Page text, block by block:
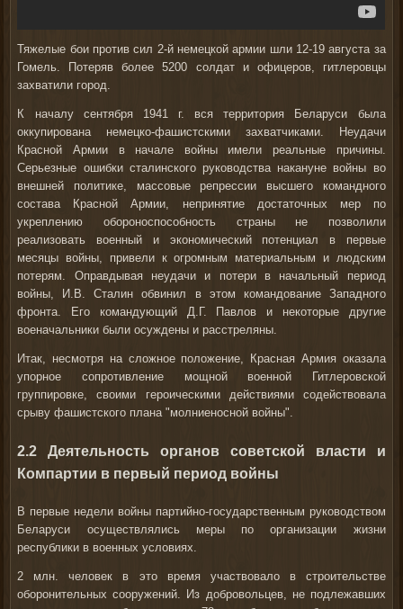
Тяжелые бои против сил 2-й немецкой армии шли 12-19 августа за
Гомель. Потеряв более 5200 солдат и офицеров, гитлеровцы
захватили город.
К началу сентября 1941 г. вся территория Беларуси была
оккупирована немецко-фашистскими захватчиками. Неудачи
Красной Армии в начале войны имели реальные причины.
Серьезные ошибки сталинского руководства накануне войны во
внешней политике, массовые репрессии высшего командного
состава Красной Армии, непринятие достаточных мер по
укреплению обороноспособность страны не позволили
реализовать военный и экономический потенциал в первые
месяцы войны, привели к огромным материальным и людским
потерям. Оправдывая неудачи и потери в начальный период
войны, И.В. Сталин обвинил в этом командование Западного
фронта. Его командующий Д.Г. Павлов и некоторые другие
военачальники были осуждены и расстреляны.
Итак, несмотря на сложное положение, Красная Армия оказала
упорное сопротивление мощной военной Гитлеровской
группировке, своими героическими действиями содействовала
срыву фашистского плана "молниеносной войны".
2.2 Деятельность органов советской власти и
Компартии в первый период войны
В первые недели войны партийно-государственным руководством
Беларуси осуществлялись меры по организации жизни
республики в военных условиях.
2 млн. человек в это время участвовало в строительстве
оборонительных сооружений. Из добровольцев, не подлежавших